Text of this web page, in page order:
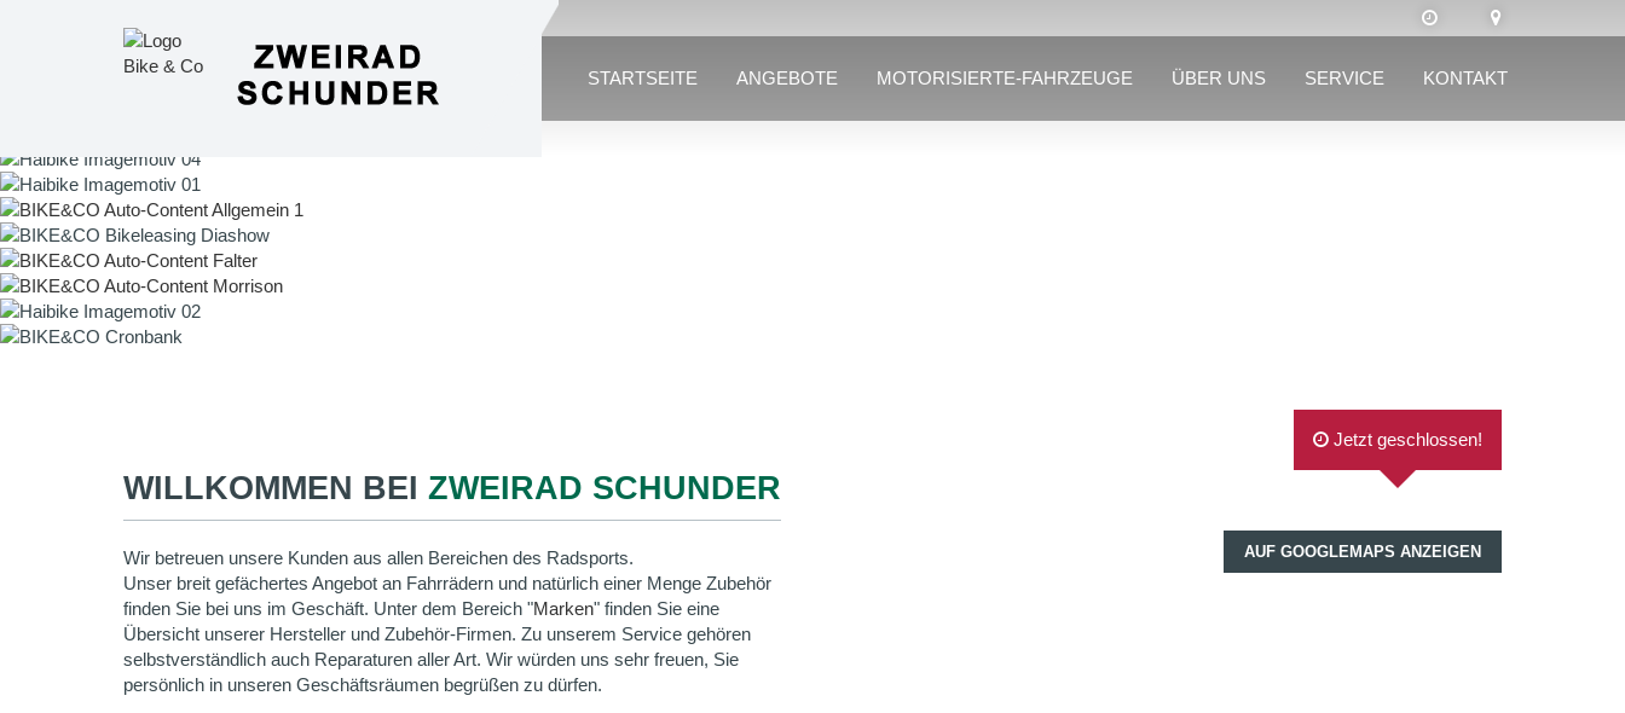
STARTSEITE ANGEBOTE MOTORISIERTE-FAHRZEUGE ÜBER UNS SERVICE KONTAKT
WILLKOMMEN BEI ZWEIRAD SCHUNDER
Wir betreuen unsere Kunden aus allen Bereichen des Radsports.
Unser breit gefächertes Angebot an Fahrrädern und natürlich einer Menge Zubehör
finden Sie bei uns im Geschäft. Unter dem Bereich "Marken" finden Sie eine
Übersicht unserer Hersteller und Zubehör-Firmen. Zu unserem Service gehören
selbstverständlich auch Reparaturen aller Art. Wir würden uns sehr freuen, Sie
persönlich in unseren Geschäftsräumen begrüßen zu dürfen.
AUF GOOGLEMAPS ANZEIGEN
Jetzt geschlossen!